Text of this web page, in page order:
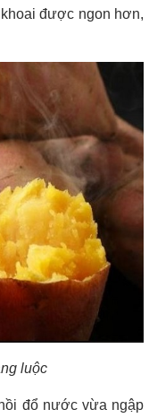
được ngon hơn,
luộc
đổ nước vừa ngập